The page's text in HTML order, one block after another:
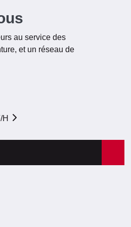
au service des
et un réseau de